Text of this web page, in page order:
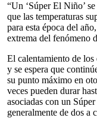
“Un ‘Súper El Niño’
que las temperaturas
para esta época del
extrema del fenómeno
El calentamiento de los
y se espera que
su punto máximo en
veces pueden durar
asociadas con un
generalmente de dos a